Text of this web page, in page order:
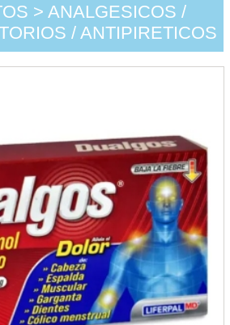
> ANALGESICOS /
/ ANTIPIRETICOS